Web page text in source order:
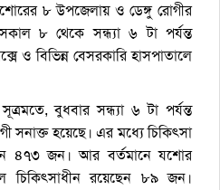
৮ উপজেলায় ও ডেঙ্গু রোগীর
৮ থেকে সন্ধ্যা ৬ টা পর্যন্ত
ও বিভিন্ন বেসরকারি হাসপাতালে
বুধবার সন্ধ্যা ৬ টা পর্যন্ত
সনাক্ত হয়েছে। এর মধ্যে চিকিৎসা
৪৭৩ জন। আর বর্তমানে যশোর
চিকিৎসাধীন রয়েছেন ৮৯ জন।